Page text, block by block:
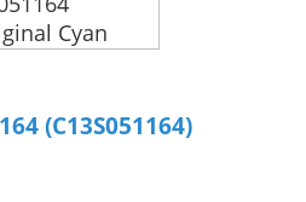
(C13S051164)